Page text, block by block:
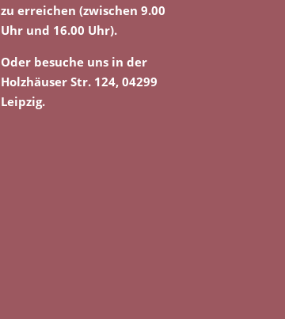
zu erreichen (zwischen 9.00
Uhr und 16.00 Uhr).
Oder besuche uns in der
Holzhäuser Str. 124, 04299
Leipzig.